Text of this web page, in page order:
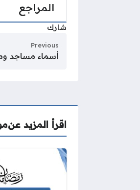
المراجع
شارك
Previous
أسماء مساجد
اقرأ المزيد عن